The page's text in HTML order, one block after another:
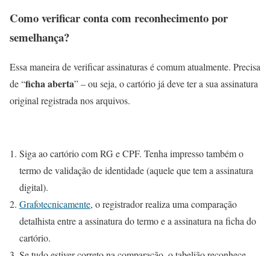
Como verificar conta com reconhecimento por
semelhança?
Essa maneira de verificar assinaturas é comum atualmente. Precisa
de “ficha aberta” – ou seja, o cartório já deve ter a sua assinatura
original registrada nos arquivos.
Siga ao cartório com RG e CPF. Tenha impresso também o
termo de validação de identidade (aquele que tem a assinatura
digital).
Grafotecnicamente, o registrador realiza uma comparação
detalhista entre a assinatura do termo e a assinatura na ficha do
cartório.